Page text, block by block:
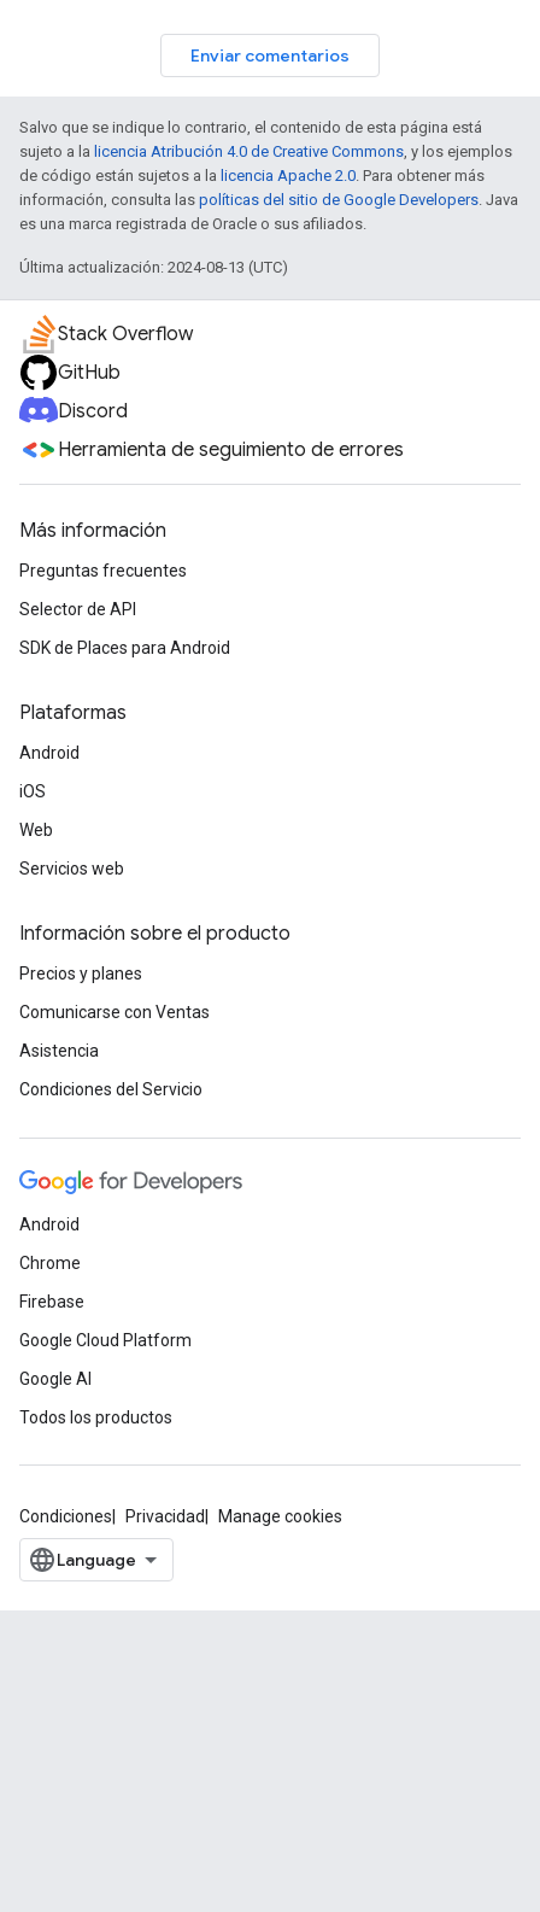
Enviar comentarios
Salvo que se indique lo contrario, el contenido de esta página está
sujeto a la licencia Atribución 4.0 de Creative Commons, y los ejemplos
de código están sujetos a la licencia Apache 2.0. Para obtener más
información, consulta las políticas del sitio de Google Developers. Java
es una marca registrada de Oracle o sus afiliados.
Última actualización: 2024-08-13 (UTC)
Stack Overflow
GitHub
Discord
Herramienta de seguimiento de errores
Más información
Preguntas frecuentes
Selector de API
SDK de Places para Android
Plataformas
Android
iOS
Web
Servicios web
Información sobre el producto
Precios y planes
Comunicarse con Ventas
Asistencia
Condiciones del Servicio
Android
Chrome
Firebase
Google Cloud Platform
Google AI
Todos los productos
Condiciones Privacidad Manage cookies